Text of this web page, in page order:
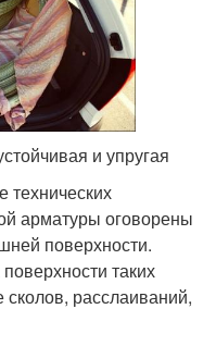
и упругая
технических
арматуры оговорены
поверхности.
таких
сколов, расслаиваний,